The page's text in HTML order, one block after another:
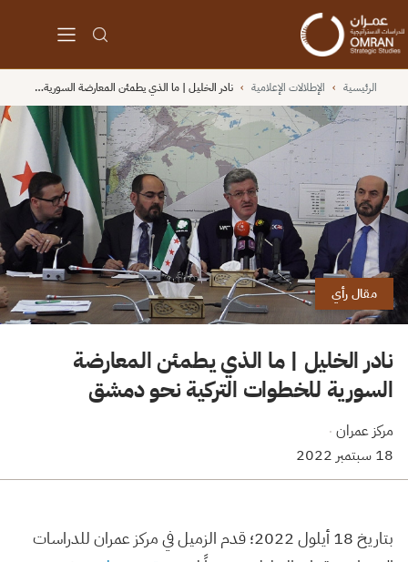
الرئيسية › الإطلالات الإعلامية › نادر الخليل | ما الذي يطمئن المعارضة السورية…
مقال رأي
نادر الخليل | ما الذي يطمئن المعارضة
السورية للخطوات التركية نحو دمشق
مركز عمران ·
18 سبتمبر 2022
بتاريخ 18 أيلول 2022؛ قدم الزميل في مركز عمران للدراسات